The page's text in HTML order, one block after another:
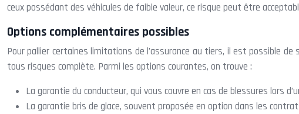
ceux possédant des véhicules de faible valeur, ce risque peut être
Options complémentaires possibles
Pour pallier certaines limitations de l’assurance au tiers, il est possible
tous risques complète. Parmi les options courantes, on trouve :
La garantie du conducteur, qui vous couvre en cas de blessures lors
La garantie bris de glace, souvent proposée en option dans les